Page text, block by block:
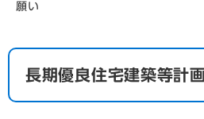
願い
長期優良住宅建築等計